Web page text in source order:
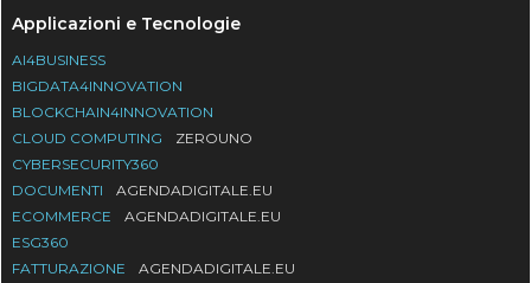
Applicazioni e Tecnologie
AI4BUSINESS
BIGDATA4INNOVATION
BLOCKCHAIN4INNOVATION
CLOUD COMPUTING
ZEROUNO
CYBERSECURITY360
DOCUMENTI
AGENDADIGITALE.EU
ECOMMERCE
AGENDADIGITALE.EU
ESG360
FATTURAZIONE
AGENDADIGITALE.EU